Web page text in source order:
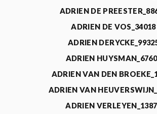
ADRIEN DE
ADRIEN DE VOS_34018
ADRIEN
ADRIEN
ADRIEN VAN DEN
ADRIEN VAN
ADRIEN